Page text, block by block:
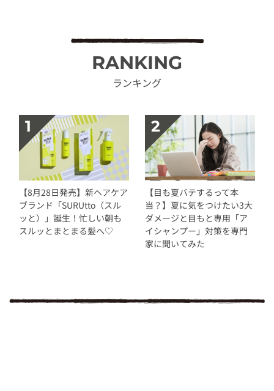
RANKING
ランキング
【8月28日発売】新ヘアケア
ブランド「SURUtto（スル
ッと）」誕生！忙しい朝も
スルッとまとまる髪へ♡
【目も夏バテするって本
当？】夏に気をつけたい3大
ダメージと目もと専用「ア
イシャンプー」対策を専門
家に聞いてみた